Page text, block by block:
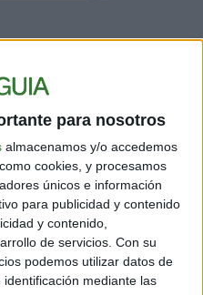
para nosotros
almacenamos y/o accedemos
cookies, y procesamos
únicos e información
para publicidad y contenido
y contenido,
de servicios. Con su
podemos utilizar datos de
mediante las
el color de la nieve
protege a las algas y
más luz solar en
la cantidad de calor
indicó BBC,mientras que
un 90% de la luz solar, la
algas muestra una
tiene un impacto